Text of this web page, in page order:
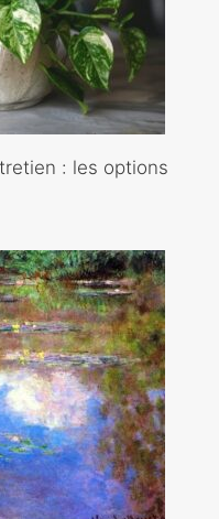
: les options